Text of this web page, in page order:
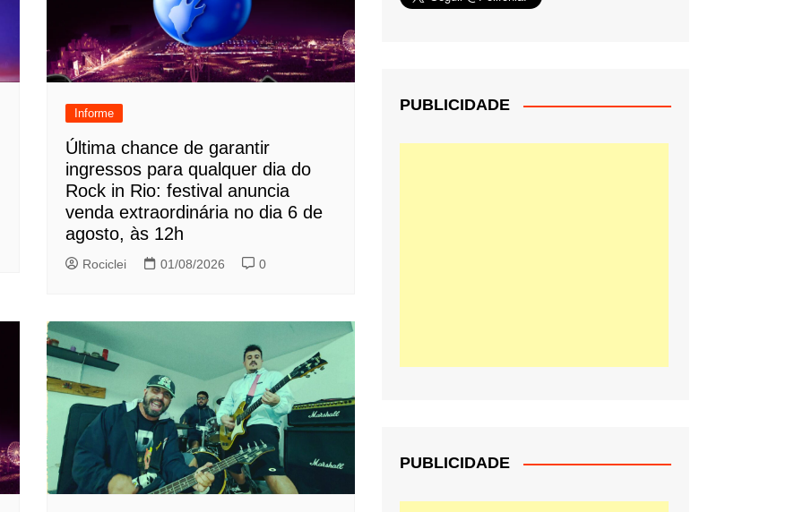
Informe
Última chance de garantir
ingressos para qualquer dia do
Rock in Rio: festival anuncia
venda extraordinária no dia 6 de
agosto, às 12h
Rociclei 01/08/2026 0
PUBLICIDADE
PUBLICIDADE